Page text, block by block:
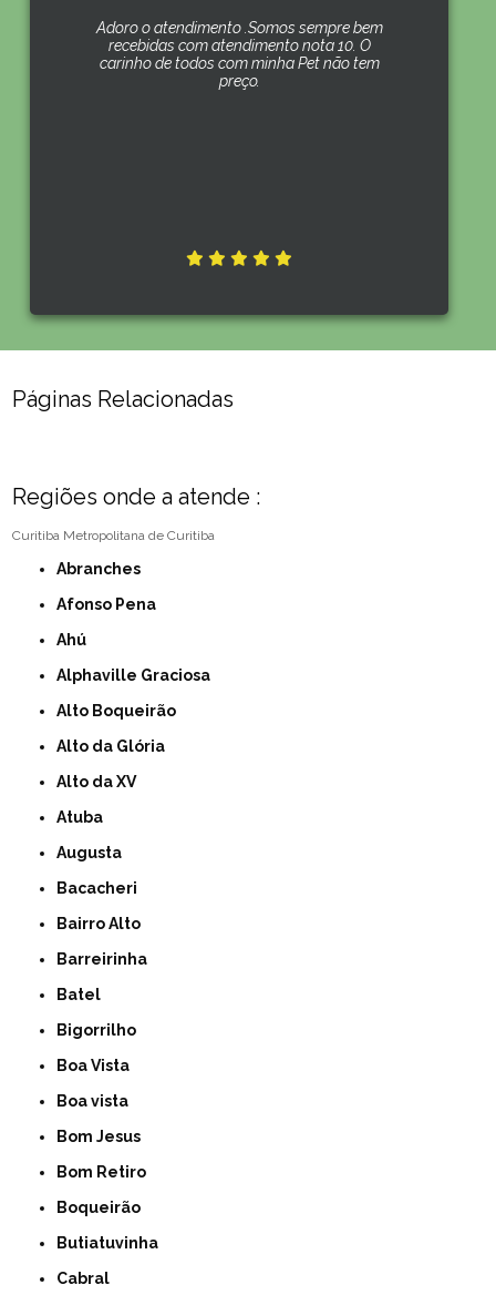
Adoro o atendimento .Somos sempre bem
recebidas com atendimento nota 10. O
carinho de todos com minha Pet não tem
preço.
Páginas Relacionadas
Regiões onde a atende :
Curitiba Metropolitana de Curitiba
Abranches
Afonso Pena
Ahú
Alphaville Graciosa
Alto Boqueirão
Alto da Glória
Alto da XV
Atuba
Augusta
Bacacheri
Bairro Alto
Barreirinha
Batel
Bigorrilho
Boa Vista
Boa vista
Bom Jesus
Bom Retiro
Boqueirão
Butiatuvinha
Cabral